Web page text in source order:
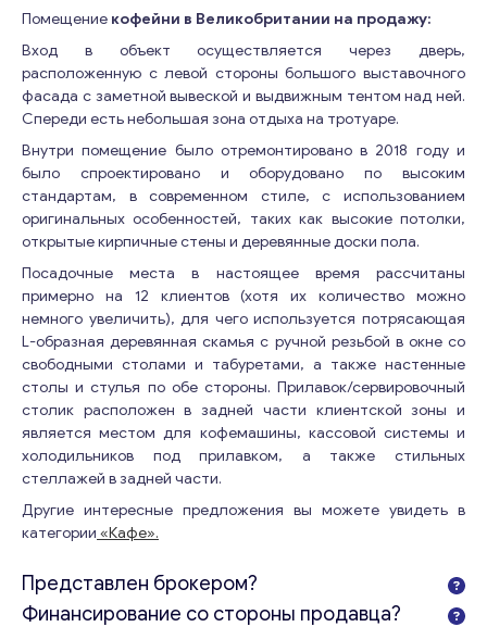
Помещение кофейни в Великобритании на продажу:
Вход в объект осуществляется через дверь,
расположенную с левой стороны большого выставочного
фасада с заметной вывеской и выдвижным тентом над ней.
Спереди есть небольшая зона отдыха на тротуаре.
Внутри помещение было отремонтировано в 2018 году и
было спроектировано и оборудовано по высоким
стандартам, в современном стиле, с использованием
оригинальных особенностей, таких как высокие потолки,
открытые кирпичные стены и деревянные доски пола.
Посадочные места в настоящее время рассчитаны
примерно на 12 клиентов (хотя их количество можно
немного увеличить), для чего используется потрясающая
L-образная деревянная скамья с ручной резьбой в окне со
свободными столами и табуретами, а также настенные
столы и стулья по обе стороны. Прилавок/сервировочный
столик расположен в задней части клиентской зоны и
является местом для кофемашины, кассовой системы и
холодильников под прилавком, а также стильных
стеллажей в задней части.
Другие интересные предложения вы можете увидеть в
категории «Кафе».
Представлен брокером?
Финансирование со стороны продавца?